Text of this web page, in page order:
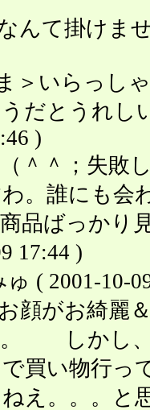
んて掛けま
＞いらっし
だとうれし
)
＾＾；失敗
。誰にも会
品ばっかり
17:44 )
( 2001-10-
顔がお綺麗
。 しかし、
買い物行っ
え。。。と